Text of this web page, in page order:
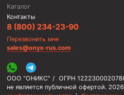
Разъединители резьбовые РР
Переводники
Кольца ограничительные ПЦ и
Краны шаровые и пробковые
Муфты ступенчатого
Каталог
Контакты
8 (800) 234-23-90
Перезвонить мне
sales@onyx-rus.com
ООО "ОНИКС" / ОГРН
не является публичной офертой.